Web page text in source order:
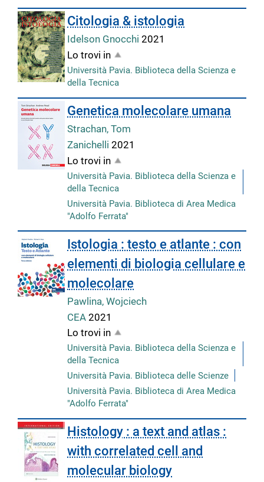
Citologia & istologia
Idelson Gnocchi2021
Lo trovi in
Università Pavia. Biblioteca della Scienza e
della Tecnica
Genetica molecolare umana
Strachan, Tom
Zanichelli2021
Lo trovi in
Università Pavia. Biblioteca della Scienza e
della Tecnica
Università Pavia. Biblioteca di Area Medica
"Adolfo Ferrata"
Istologia : testo e atlante : con
elementi di biologia cellulare e
molecolare
Pawlina, Wojciech
CEA2021
Lo trovi in
Università Pavia. Biblioteca della Scienza e
della Tecnica
Università Pavia. Biblioteca delle Scienze
Università Pavia. Biblioteca di Area Medica
"Adolfo Ferrata"
Histology : a text and atlas :
with correlated cell and
molecular biology